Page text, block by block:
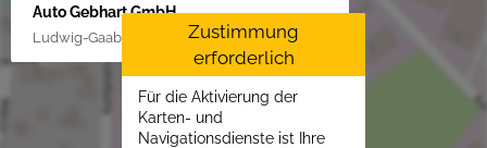
Auto Gebhart GmbH
Ludwig-Gaab-Str. 4, 88427 Bad Schussenried
Zustimmung
erforderlich
Für die Aktivierung der
Karten- und
Navigationsdienste ist Ihre